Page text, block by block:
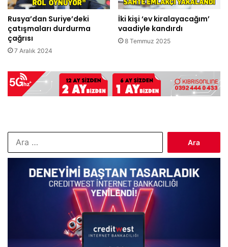
Rusya’dan Suriye’deki
çatışmaları durdurma
çağrısı
7 Aralık 2024
İki kişi ‘ev kiralayacağım’
vaadiyle kandırdı
8 Temmuz 2025